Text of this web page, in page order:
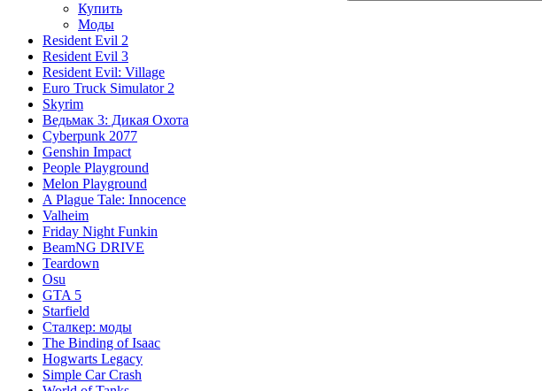
Купить
Моды
Resident Evil 2
Resident Evil 3
Resident Evil: Village
Euro Truck Simulator 2
Skyrim
Ведьмак 3: Дикая Охота
Cyberpunk 2077
Genshin Impact
People Playground
Melon Playground
A Plague Tale: Innocence
Valheim
Friday Night Funkin
BeamNG DRIVE
Teardown
Osu
GTA 5
Starfield
Сталкер: моды
The Binding of Isaac
Hogwarts Legacy
Simple Car Crash